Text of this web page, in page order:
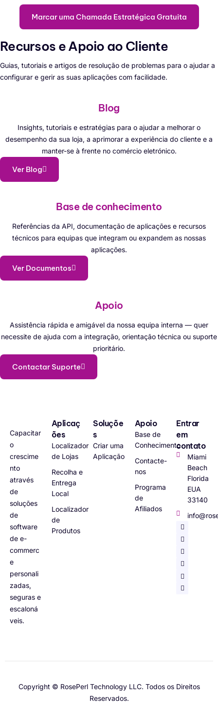
Marcar uma Chamada Estratégica Gratuita
Recursos e Apoio ao Cliente
Guias, tutoriais e artigos de resolução de problemas para o ajudar a
configurar e gerir as suas aplicações com facilidade.
Blog
Insights, tutoriais e estratégias para o ajudar a melhorar o
desempenho da sua loja, a aprimorar a experiência do cliente e a
manter-se à frente no comércio eletrónico.
Ver Blog
Base de conhecimento
Referências da API, documentação de aplicações e recursos
técnicos para equipas que integram ou expandem as nossas
aplicações.
Ver Documentos
Apoio
Assistência rápida e amigável da nossa equipa interna — quer
necessite de ajuda com a integração, orientação técnica ou suporte
prioritário.
Contactar Suporte
Capacitar
o
crescime
nto
através
de
soluções
de
software
de e-
commerc
e
personali
zadas,
seguras e
escaloná
veis.
Aplicaç
ões
Localizador
de Lojas
Recolha e
Entrega
Local
Localizador
de
Produtos
Soluçõe
s
Criar uma
Aplicação
Apoio
Base de
Conhecimento
Contacte-
nos
Programa
de
Afiliados
Entrar
em
contato
Miami
Beach
Florida
EUA
33140
Copyright © RosePerl Technology LLC. Todos os Direitos
Reservados.
Spanish
Italian